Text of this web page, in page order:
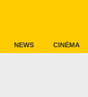
NEWS CINÉMA